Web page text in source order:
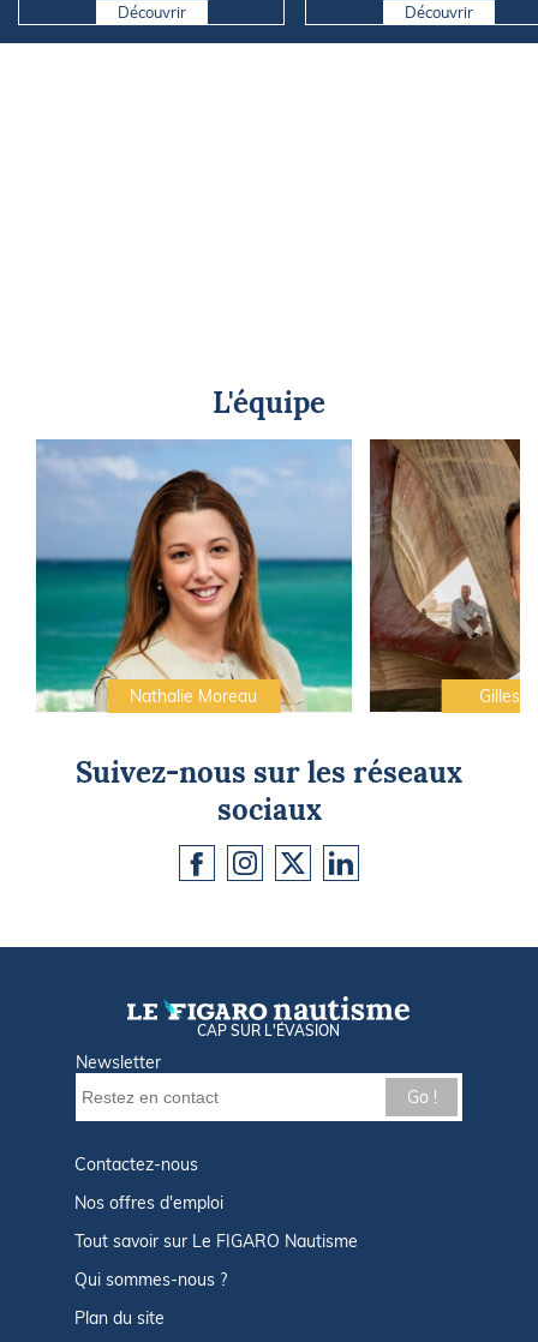
Découvrir Découvrir
L'équipe
Nathalie Moreau Gilles
Suivez-nous sur les réseaux
sociaux
CAP SUR L'ÉVASION
Newsletter
Go !
Contactez-nous
Nos offres d'emploi
Tout savoir sur Le FIGARO Nautisme
Qui sommes-nous ?
Plan du site